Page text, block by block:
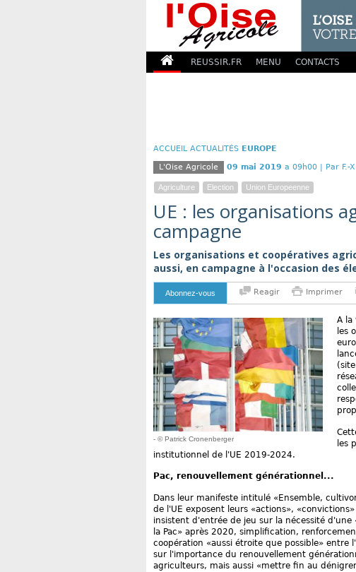
REUSSIR.FR MENU CONTACTS
ACCUEIL ACTUALITÉS EUROPE
L'Oise Agricole 09 mai 2019 a 09h00 | Par F.-
Agriculture Election Union Europeenne
UE : les organisations
campagne
Les organisations et coopératives
aussi, en campagne à l'occasion des
Abonnez-vous Reagir Imprimer
- © Patrick Cronenberger
A la
les
les
institutionnel de l'UE 2019-2024.
Pac, renouvellement générationnel...
Dans leur manifeste intitulé «Ensemble,
de l'UE exposent leurs «actions»,
insistent d'entrée de jeu sur la nécessité
la Pac» après 2020, simplification,
coopération «aussi étroite que possible» entre
sur l'importance du renouvellement
agriculteurs, mais aussi «mettre fin au